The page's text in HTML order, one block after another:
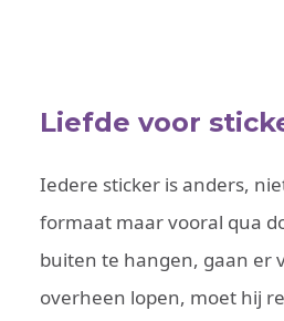
Liefde voor
Iedere sticker is anders,
formaat maar vooral qua
buiten te hangen, gaan er
overheen lopen, moet hij